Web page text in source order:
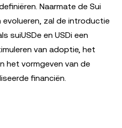
Naarmate de Sui
zal de introductie
suiUSDe en USDi een
van adoptie, het
het vormgeven van de
financiën.